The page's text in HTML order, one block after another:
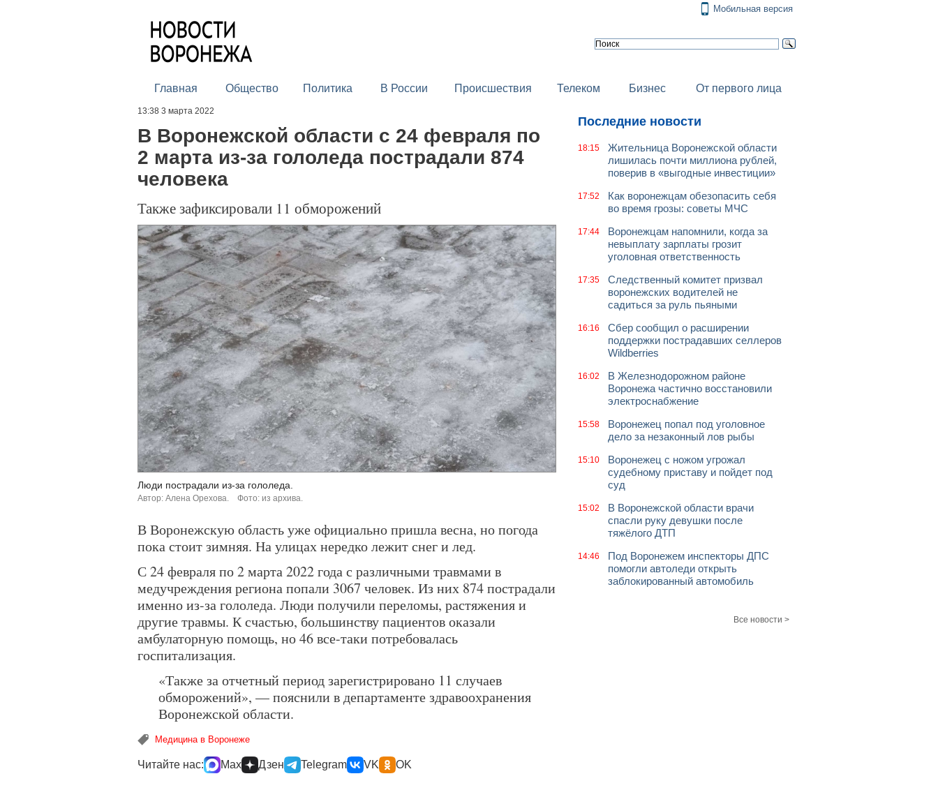
Мобильная версия
Главная Общество Политика В России Происшествия Телеком Бизнес От первого лица
13:38 3 марта 2022
В Воронежской области с 24 февраля по
2 марта из-за гололеда пострадали 874
человека
Также зафиксировали 11 обморожений
Люди пострадали из-за гололеда.
Автор: Алена Орехова. Фото: из архива.
В Воронежскую область уже официально пришла весна, но погода
пока стоит зимняя. На улицах нередко лежит снег и лед.
С 24 февраля по 2 марта 2022 года с различными травмами в
медучреждения региона попали 3067 человек. Из них 874 пострадали
именно из-за гололеда. Люди получили переломы, растяжения и
другие травмы. К счастью, большинству пациентов оказали
амбулаторную помощь, но 46 все-таки потребовалась
госпитализация.
«Также за отчетный период зарегистрировано 11 случаев
обморожений», — пояснили в департаменте здравоохранения
Воронежской области.
Медицина в Воронеже
Читайте нас: Max Дзен Telegram VK OK
Последние новости
18:15
Жительница Воронежской области
лишилась почти миллиона рублей,
поверив в «выгодные инвестиции»
17:52
Как воронежцам обезопасить себя
во время грозы: советы МЧС
17:44
Воронежцам напомнили, когда за
невыплату зарплаты грозит
уголовная ответственность
17:35
Следственный комитет призвал
воронежских водителей не
садиться за руль пьяными
16:16
Сбер сообщил о расширении
поддержки пострадавших селлеров
Wildberries
16:02
В Железнодорожном районе
Воронежа частично восстановили
электроснабжение
15:58
Воронежец попал под уголовное
дело за незаконный лов рыбы
15:10
Воронежец с ножом угрожал
судебному приставу и пойдет под
суд
15:02
В Воронежской области врачи
спасли руку девушки после
тяжёлого ДТП
14:46
Под Воронежем инспекторы ДПС
помогли автоледи открыть
заблокированный автомобиль
Все новости >